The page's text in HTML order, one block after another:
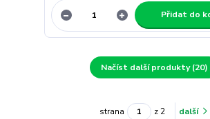
Přidat do
Načíst další produkty (20)
strana z 2 další